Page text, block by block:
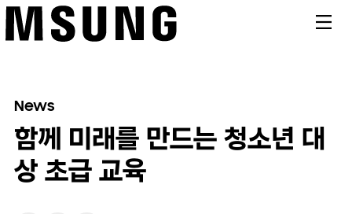
News
함께 미래를 만드는 청소년 대
상 초급 교육